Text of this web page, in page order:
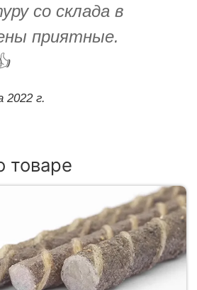
со склада в
приятные.
2022 г.
товаре